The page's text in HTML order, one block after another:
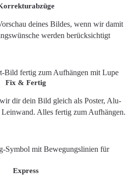
deines Bildes, wenn wir damit
werden berücksichtigt
Fix & Fertig
dir dein Bild gleich als Poster, Alu-
Alles fertig zum Aufhängen.
Express